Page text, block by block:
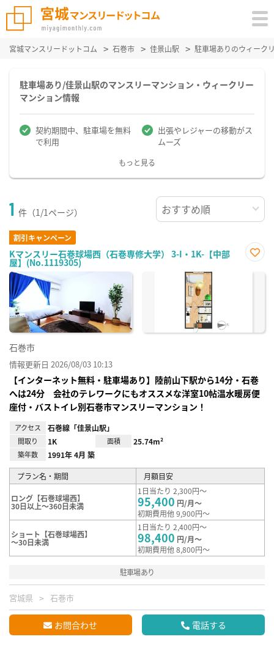
宮城マンスリードットコム 石巻市 佳景山駅 駐車場ありのウィーク
駐車場あり/佳景山駅のマンスリーマンション・ウィークリー
マンション情報
契約期間中、駐車場を無料
で利用
出張やレジャーの移動がス
ムーズ
もっと見る
1 件（1/1ページ）
割引キャンペーン
Kマンスリー石巻球場西（石巻専修大学） 3-I・1K-【中部
屋】(No.1119305)
に入
石巻市
情報更新日 2026/08/03 10:13
【インターネット無料・駐車場あり】陸前山下駅から14分・石巻
へは24分 会社のテレワークにもオススメな洋室10帖温水暖房便
座付・バストイレ別石巻市マンスリーマンション！
アクセス 石巻線「佳景山駅」
間取り 1K 面積 25.74m²
築年数 1991年 4月 築
プラン名・期間 月額目安
ロング【石巻球場西】
30日以上～360日未満
1日当たり 2,300円～
95,400 円/月～
初期費用他 9,900円～
ショート【石巻球場西】
～30日未満
1日当たり 2,400円～
98,400 円/月～
初期費用他 8,800円～
駐車場あり
宮城県 石巻市
お問合わせ 電話する